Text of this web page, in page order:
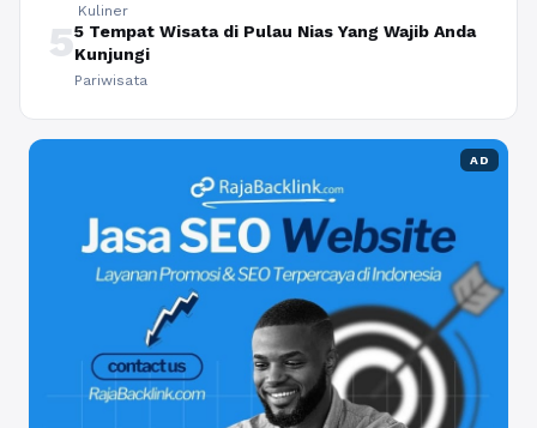
Kuliner
55 Tempat Wisata di Pulau Nias Yang Wajib Anda
Kunjungi
Pariwisata
AD